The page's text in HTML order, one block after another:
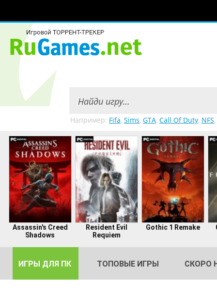
Например: Fifa, Sims, GTA, Call Of Duty, NFS,
Assassin's Creed
Shadows
Resident Evil
Requiem
Gothic 1 Remake
ИГРЫ ДЛЯ ПК ТОПОВЫЕ ИГРЫ СКОРО